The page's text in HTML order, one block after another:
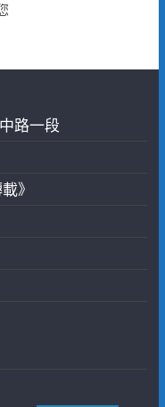
路一段
》